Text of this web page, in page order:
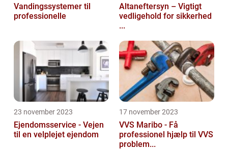
Vandingssystemer til
professionelle
Altaneftersyn – Vigtigt
vedligehold for sikkerhed
...
23 november 2023
Ejendomsservice - Vejen
til en velplejet ejendom
17 november 2023
VVS Maribo - Få
professionel hjælp til VVS
problem...